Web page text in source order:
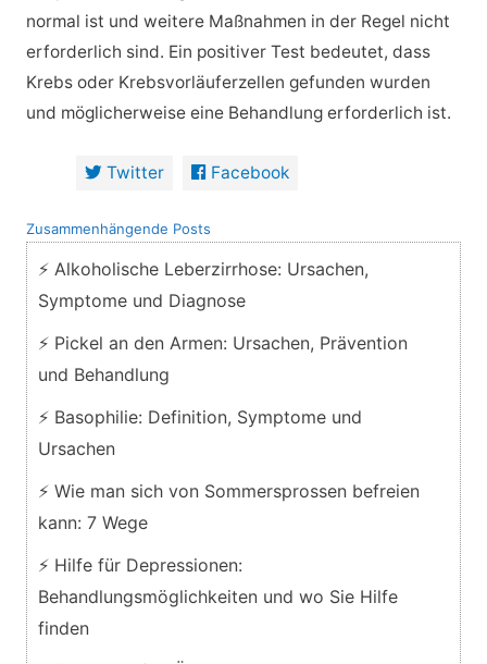
normal ist und weitere Maßnahmen in der Regel nicht
erforderlich sind. Ein positiver Test bedeutet, dass
Krebs oder Krebsvorläuferzellen gefunden wurden
und möglicherweise eine Behandlung erforderlich ist.
Twitter Facebook
Zusammenhängende Posts
⚡ Alkoholische Leberzirrhose: Ursachen,
Symptome und Diagnose
⚡ Pickel an den Armen: Ursachen, Prävention
und Behandlung
⚡ Basophilie: Definition, Symptome und
Ursachen
⚡ Wie man sich von Sommersprossen befreien
kann: 7 Wege
⚡ Hilfe für Depressionen:
Behandlungsmöglichkeiten und wo Sie Hilfe
finden